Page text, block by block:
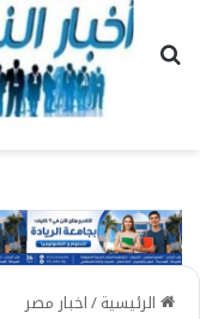
بحث عن
الرئيسية/اخبار مصر